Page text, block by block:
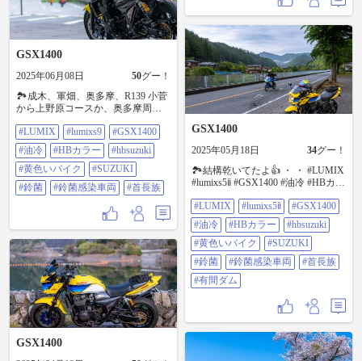
GSX1400
2025年06月08日 50グー！
🏞️成木、軍畑、奥多摩、R139 小菅
から上野原コースか、奥多摩周遊
・ ・ LUMIX S 85mm F1.8 #LUMIX
#LUMIXS9 #GSX1400 #油冷 #HBカ
ラー #hbsuzuki #黄色いバイク
#SUZUKI #鈴菌 #鈴菌感染車両 #首
長族
#LUMIX #lumixs9
#GSX1400
#油冷
#HBカラー
#hbsuzuki
#黄色いバイク
#SUZUKI
#鈴菌
#鈴菌感染車両 #首長族
GSX1400
2025年05月18日 34グー！
🏞️結構乾いてたよ👍 ・ ・ #LUMIX
#lumixs5ⅱ #GSX1400 #油冷 #HBカラ
#SUZUKI #鈴菌 #鈴菌感染車両 #首
長族 #有間ダム
#LUMIX #lumixs5ⅱ
#GSX1400
#油冷
#HBカラー
#hbsuzuki
#黄色いバイク
#SUZUKI
#鈴菌
#鈴菌感染車両
#首長族
#有間ダム
GSX1400